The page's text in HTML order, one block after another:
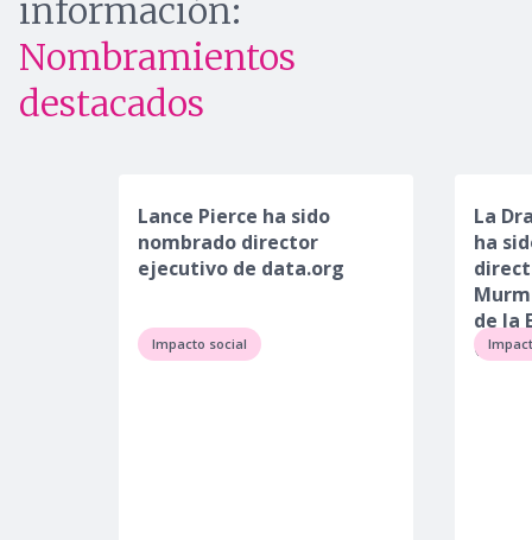
información:
Nombramientos
destacados
Lance Pierce ha sido
nombrado director
ejecutivo de data.org
Impacto social
La
ha
de la
(sdw)